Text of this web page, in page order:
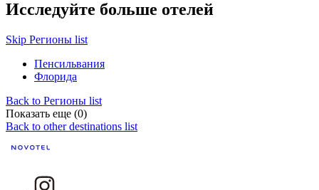
Исследуйте больше отелей
Skip Регионы list
Пенсильвания
Флорида
Back to Регионы list
Показать еще (0)
Back to other destinations list